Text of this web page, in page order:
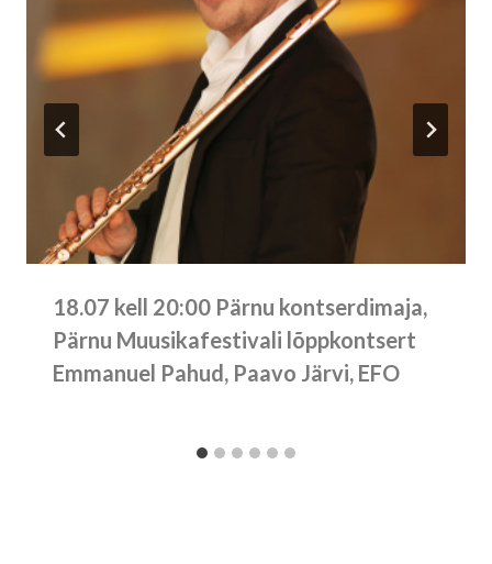
18.07 kell 20:00 Pärnu kontserdimaja,
Pärnu Muusikafestivali lõppkontsert
Emmanuel Pahud, Paavo Järvi, EFO